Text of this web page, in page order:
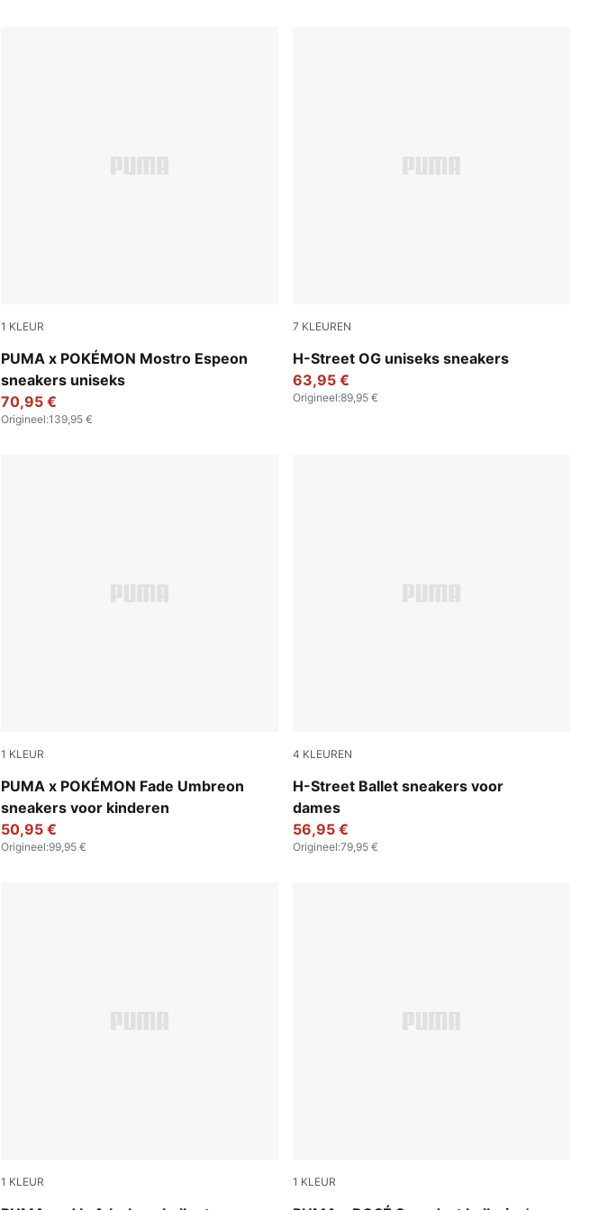
1 KLEUR
PUMA x POKÉMON Mostro Espeon
sneakers uniseks
Pearl Pink-Strong Gray
70,95 €
Origineel:139,95 €
7 KLEUREN
H-Street OG uniseks sneakers
PUMA Black-PUMA Silver
63,95 €
Origineel:89,95 €
1 KLEUR
PUMA x POKÉMON Fade Umbreon
sneakers voor kinderen
PUMA Black-Energizing Yellow
50,95 €
Origineel:99,95 €
4 KLEUREN
H-Street Ballet sneakers voor
dames
Lime Smash-PUMA Silver
56,95 €
Origineel:79,95 €
1 KLEUR 1 KLEUR